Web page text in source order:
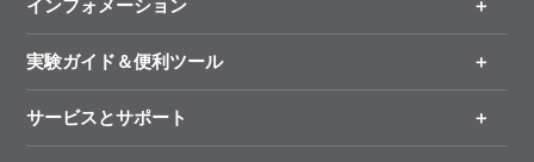
手法から製品を探す
新製品情報
オンライン注文
インフォメーション
キャンペーン
タカラバイオ各種会員募集のお知らせ
実験ガイド＆便利ツール
リアルタイムPCR実験のススメ
サービスとサポート